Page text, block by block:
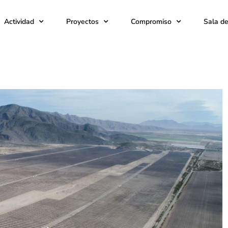
Actividad Proyectos Compromiso Sala